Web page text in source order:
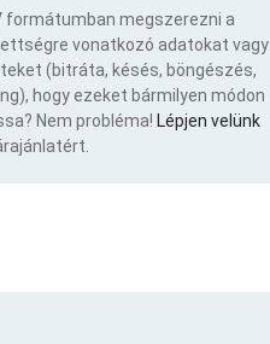
formátumban megszerezni a
vonatkozó adatokat vagy
(bitráta, késés, böngészés,
hogy ezeket bármilyen módon
Nem probléma! Lépjen velünk